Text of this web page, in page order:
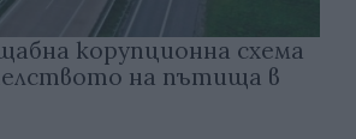
корупционна схема
на пътища в